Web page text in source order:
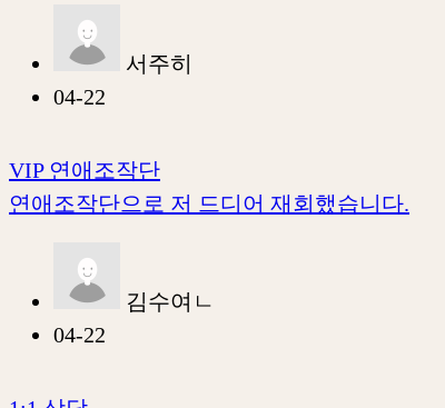
서주히
04-22
VIP 연애조작단
연애조작단으로 저 드디어 재회했습니다.
김수여ㄴ
04-22